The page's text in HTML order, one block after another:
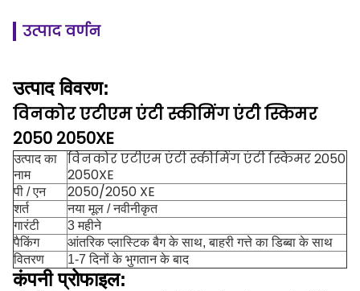
उत्पाद वर्णन
उत्पाद विवरण:
विनकोर एटीएम एंटी स्कीमिंग एंटी स्किमर
2050 2050XE
उत्पाद का
नाम
विनकोर एटीएम एंटी स्कीमिंग एंटी स्किमर 2050
2050XE
पी / एन 2050/2050 XE
शर्त
नया मूल / नवीनीकृत
गारंटी
3 महीने
पैकिंग
आंतरिक प्लास्टिक बैग के साथ, बाहरी गत्ते का डिब्बा के साथ
वितरण
1-7 दिनों के भुगतान के बाद
कंपनी प्रोफाइल: